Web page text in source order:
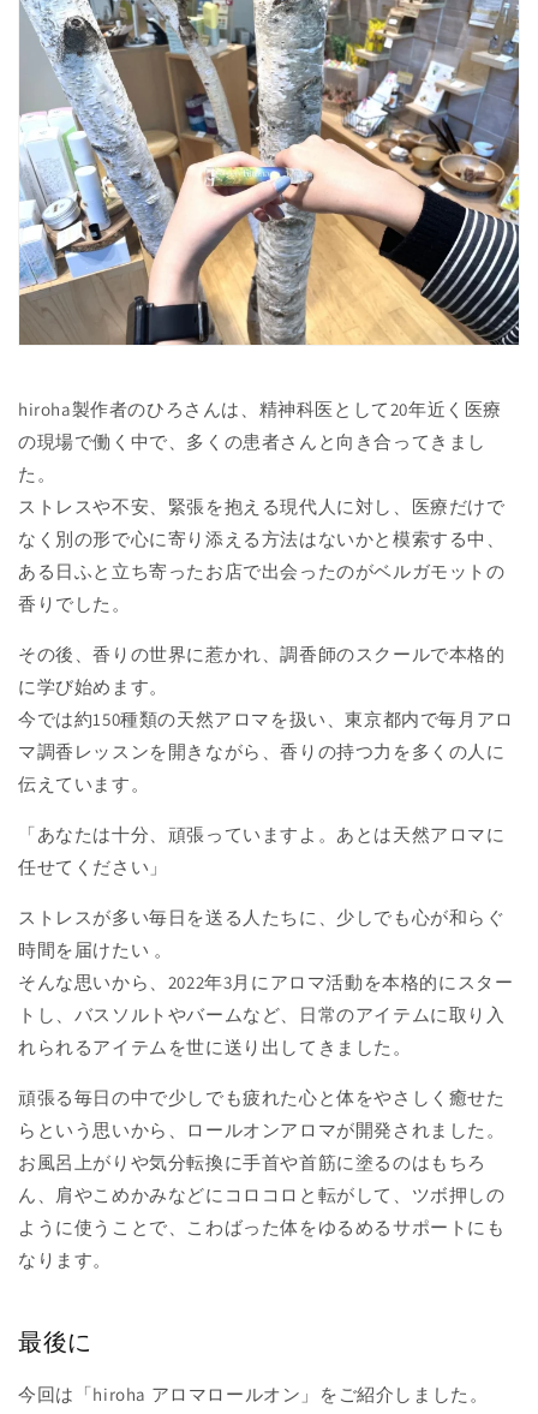
hiroha製作者のひろさんは、精神科医として20年近く医療
の現場で働く中で、多くの患者さんと向き合ってきまし
た。
ストレスや不安、緊張を抱える現代人に対し、医療だけで
なく別の形で心に寄り添える方法はないかと模索する中、
ある日ふと立ち寄ったお店で出会ったのがベルガモットの
香りでした。
その後、香りの世界に惹かれ、調香師のスクールで本格的
に学び始めます。
今では約150種類の天然アロマを扱い、東京都内で毎月アロ
マ調香レッスンを開きながら、香りの持つ力を多くの人に
伝えています。
「あなたは十分、頑張っていますよ。あとは天然アロマに
任せてください」
ストレスが多い毎日を送る人たちに、少しでも心が和らぐ
時間を届けたい 。
そんな思いから、2022年3月にアロマ活動を本格的にスター
トし、 バスソルトやバームなど、日常のアイテムに取り入
れられるアイテムを世に送り出してきました。
頑張る毎日の中で少しでも疲れた心と体をやさしく癒せた
らという思いから、ロールオンアロマが開発されました。
お風呂上がりや気分転換に手首や首筋に塗るのはもちろ
ん、肩やこめかみなどにコロコロと転がして、ツボ押しの
ように使うことで、こわばった体をゆるめるサポートにも
なります。
最後に
今回は「hiroha アロマロールオン」をご紹介しました。